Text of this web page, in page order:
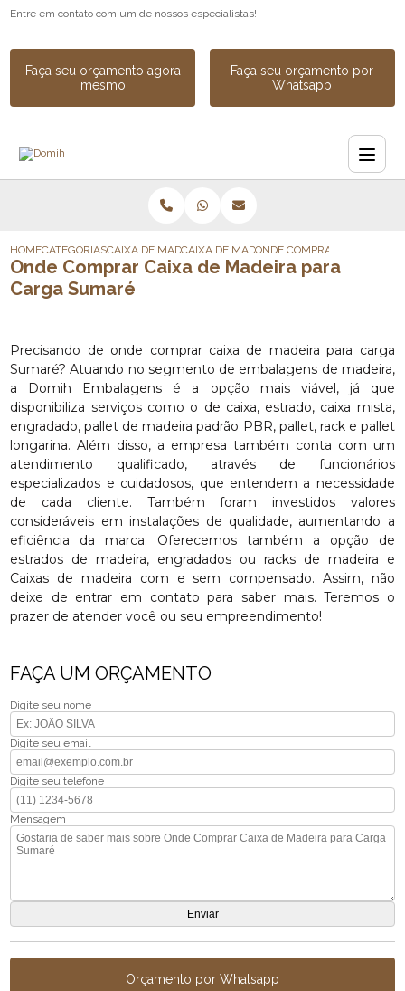
Entre em contato com um de nossos especialistas!
Faça seu orçamento agora
mesmo
Faça seu orçamento por
Whatsapp
HOMECATEGORIASCAIXA DE MADEIRACAIXA DE MADEIRA PARA EXPORTACAO
ONDE COMPRAR CAIXA DE
Onde Comprar Caixa de Madeira para
Carga Sumaré
Precisando de onde comprar caixa de madeira para carga
Sumaré? Atuando no segmento de embalagens de madeira,
a Domih Embalagens é a opção mais viável, já que
disponibiliza serviços como o de caixa, estrado, caixa mista,
engradado, pallet de madeira padrão PBR, pallet, rack e pallet
longarina. Além disso, a empresa também conta com um
atendimento qualificado, através de funcionários
especializados e cuidadosos, que entendem a necessidade
de cada cliente. Também foram investidos valores
consideráveis em instalações de qualidade, aumentando a
eficiência da marca. Oferecemos também a opção de
estrados de madeira, engradados ou racks de madeira e
Caixas de madeira com e sem compensado. Assim, não
deixe de entrar em contato para saber mais. Teremos o
prazer de atender você ou seu empreendimento!
FAÇA UM ORÇAMENTO
Digite seu nome
Digite seu email
Digite seu telefone
Mensagem
Orçamento por Whatsapp